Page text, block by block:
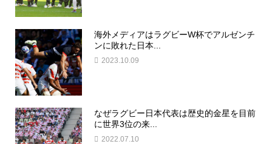
海外メディアはラグビーW杯でアルゼンチ
ンに敗れた日本...
2023.10.09
なぜラグビー日本代表は歴史的金星を目前
に世界3位の来...
2022.07.10